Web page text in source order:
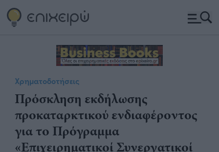
Χρηματοδοτήσεις
Πρόσκληση εκδήλωσης
προκαταρκτικού ενδιαφέροντος
για το Πρόγραμμα
«Επιχειρηματικοί Συνεργατικοί